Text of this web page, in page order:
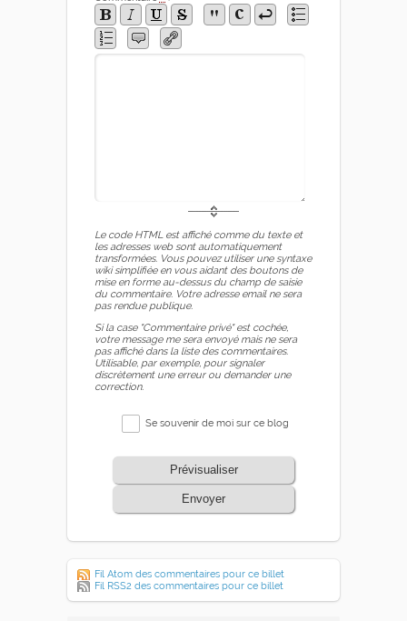
Le code HTML est affiché comme du texte et
les adresses web sont automatiquement
transformées. Vous pouvez utiliser une syntaxe
wiki simplifiée en vous aidant des boutons de
mise en forme au-dessus du champ de saisie
du commentaire. Votre adresse email ne sera
pas rendue publique.
Si la case "Commentaire privé" est cochée,
votre message me sera envoyé mais ne sera
pas affiché dans la liste des commentaires.
Utilisable, par exemple, pour signaler
discrètement une erreur ou demander une
correction.
Se souvenir de moi sur ce blog
Prévisualiser
Envoyer
Fil Atom des commentaires pour ce billet
Fil RSS2 des commentaires pour ce billet